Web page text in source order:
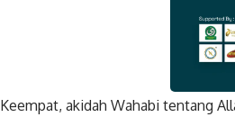
Keempat, akidah Wahabi tentang